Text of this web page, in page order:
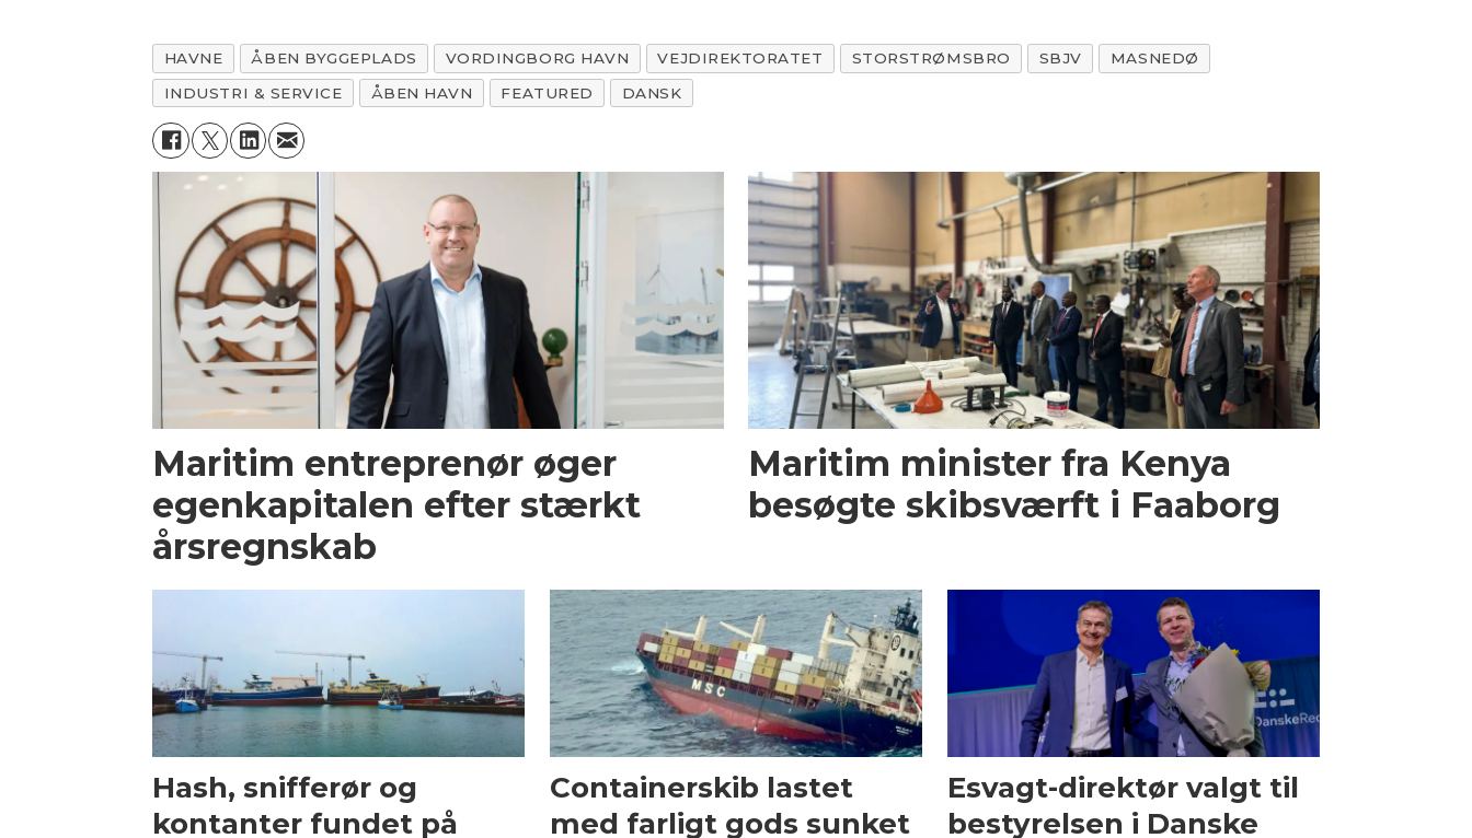
HAVNE ÅBEN BYGGEPLADS VORDINGBORG HAVN VEJDIREKTORATET STORSTRØMSBRO SBJV
MASNEDØ
INDUSTRI & SERVICE
ÅBEN HAVN FEATURED DANSK
Maritim entreprenør øger
egenkapitalen efter stærkt
årsregnskab
Maritim minister fra Kenya
besøgte skibsværft i Faaborg
Hash, snifferør og
kontanter fundet på
Containerskib lastet
med farligt gods sunket
Esvagt-direktør valgt til
bestyrelsen i Danske